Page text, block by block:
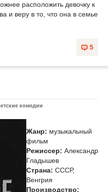
расположить девочку к
и веру в то, что она в семье
5
комедии
Жанр: музыкальный
фильм
Режиссер: Александр
Гладышев
Страна: СССР,
Венгрия
Производство: